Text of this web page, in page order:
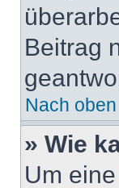
Beitrag
Nach oben
» Wie
Um